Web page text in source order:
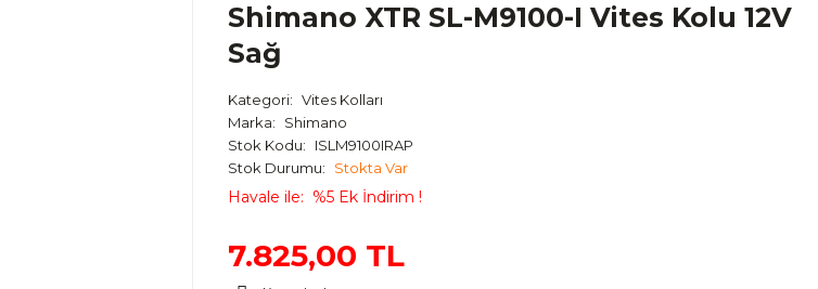
Shimano XTR SL-M9100-I Vites Kolu 12V
Sağ
Kategori
Vites Kolları
Marka
Shimano
Stok Kodu
ISLM9100IRAP
Stok Durumu
Stokta Var
Havale ile %5 Ek İndirim !
7.825,00 TL